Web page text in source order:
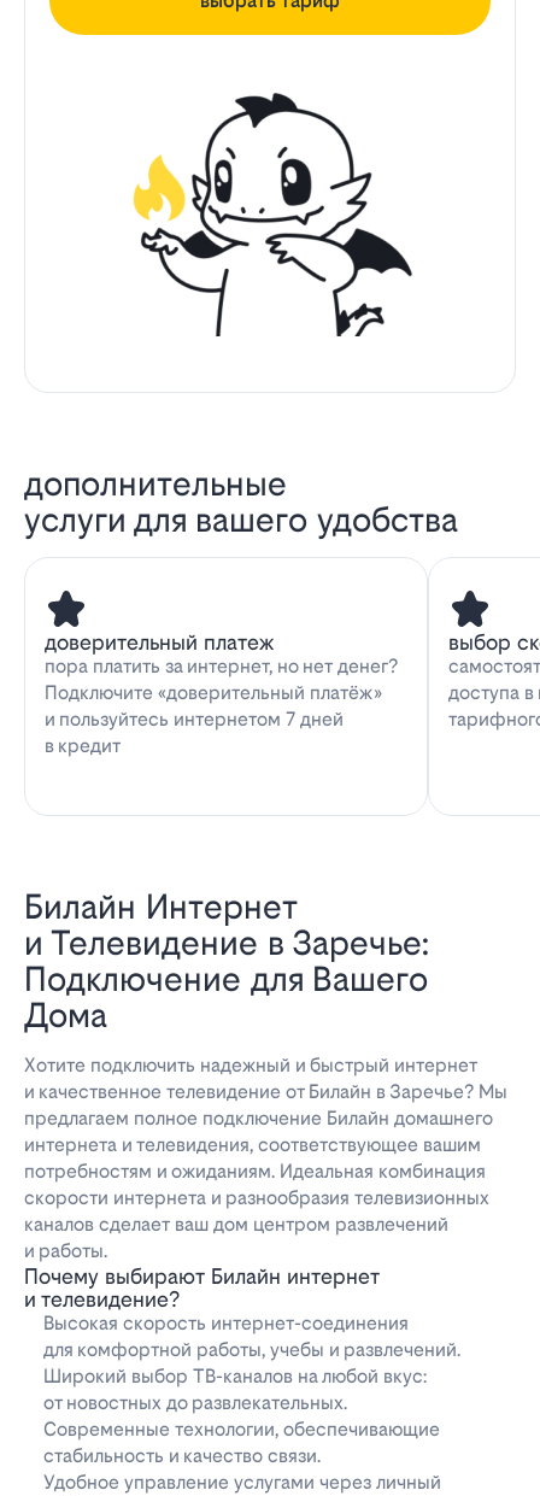
дополнительные
услуги для вашего удобства
доверительный платеж
пора платить за интернет, но нет денег?
Подключите «доверительный платёж»
и пользуйтесь интернетом 7 дней
в кредит
выбор
доступа
Билайн Интернет
и Телевидение в Заречье:
Подключение для Вашего
Дома
Хотите подключить надежный и быстрый интернет
и качественное телевидение от Билайн в Заречье? Мы
предлагаем полное подключение Билайн домашнего
интернета и телевидения, соответствующее вашим
потребностям и ожиданиям. Идеальная комбинация
скорости интернета и разнообразия телевизионных
каналов сделает ваш дом центром развлечений
и работы.
Почему выбирают Билайн интернет
и телевидение?
Высокая скорость интернет-соединения
для комфортной работы, учебы и развлечений.
Широкий выбор ТВ-каналов на любой вкус:
от новостных до развлекательных.
Современные технологии, обеспечивающие
стабильность и качество связи.
Удобное управление услугами через личный